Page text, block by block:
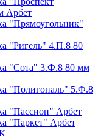
Арбет
"Прямоугольник"
"Ригель" 4.П.8 80
"Сота" 3.Ф.8 80 мм
"Полигональ" 5.Ф.8
"Пассион" Арбет
"Паркет" Арбет